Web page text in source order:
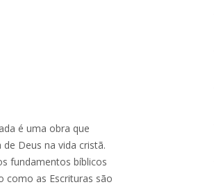
é uma obra que
Deus na vida cristã.
fundamentos bíblicos
como as Escrituras são